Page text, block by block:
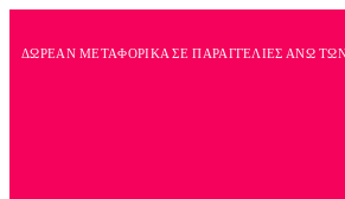
ΔΩΡΕΑΝ ΜΕΤΑΦΟΡΙΚΑ ΣΕ ΠΑΡΑΓΓΕΛΙΕΣ ΑΝΩ